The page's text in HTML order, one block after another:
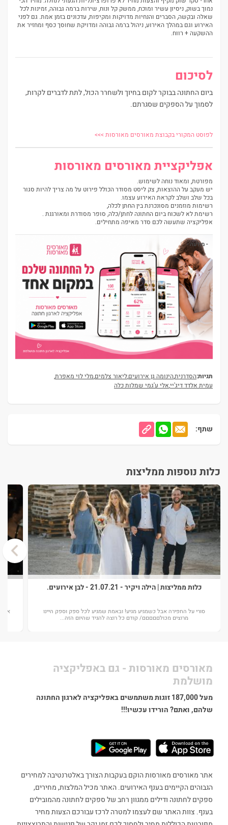
נמוך בשוק, ניסיון עשיר ומוכח, ממשק קל ונוח, שירות ברמה גבוהה, זמינות לכל
שאלה ובקשה, הסברים והנחיות מדויקות ומקיפות, עדכונים בזמן אמת. גם לפני
האירוע וגם במהלך האירוע, ניהול ברמה גבוהה ומדויקת שחוסך כסף ומחזיר את
ההשקעה + רווח.
לסיכום
ביום החתונה בבוקר לקום בחיוך ולשחרר הכול, לתת לדברים לקרות,
לסמוך על הספקים שסגרתם.
לפוסט המקורי בקבוצת מאורסים מאורסות >>>
אפליקציית מאורסים מאורסות
מפורטת, ומאוד נוחה לשימוש.
יש מעקב על ההוצאות, צק ליסט מסודר הכולל פירוט על מה צריך להיות סגור
בכל שלב ושלב לקראת האירוע עצמו.
רשימות מוזמנים מסונכרנת בין החתן לכלה,
רשימת לא לשכוח ביום החתונה לחתן/כלה, סופר מסודרת ומאורגנת .
אפליקציה שתעשה לכם סדר מאיפה מתחילים.
- מודעה -
תגיות:הסדרנית,הינומה גן אירועים,ליאור צלמים,מלי לוי מאפרת,
עמית אלדד דיג'יי,אלי ע'גמי שמלות כלה
שתף:
כלות נוספות ממליצות
כלות ממליצות | הילה ויקיר - 21.07.21 - לבן אירועים.
סורי על החפירה אבל כשמגיע מגיע! ובאמת שמגיע לכל ספק וספק היינו
מרוצים מכולםםםםם/ קודם כל רוצה להגיד שהיום הזה...
אז
מאורסים מאורסות - גם באפליקציה
מושלמת
מעל 187,000 זוגות משתמשים באפליקציה לארגון החתונה
שלהם, ואתם? הורידו עכשיו!!!
אתר מאורסים מאורסות הוקם בעקבות הצורך באלטרנטיבה למחירים
הגבוהים הקיימים בענף האירועים. האתר מכיל המלצות, מחירים,
ספקים לחתונה ודילים ממגוון רחב של ספקים לחתונה מהמובילים
בענף. צוות האתר שם לעצמו למטרה לרכז עבורכם הצעות מחיר